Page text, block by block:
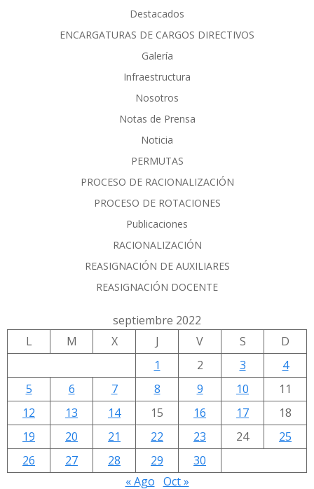
Destacados
ENCARGATURAS DE CARGOS DIRECTIVOS
Galería
Infraestructura
Nosotros
Notas de Prensa
Noticia
PERMUTAS
PROCESO DE RACIONALIZACIÓN
PROCESO DE ROTACIONES
Publicaciones
RACIONALIZACIÓN
REASIGNACIÓN DE AUXILIARES
REASIGNACIÓN DOCENTE
septiembre 2022
L
M X J V S
D
1
2 3
4
5
6 7 8 9 10
11
12
13 14 15 16 17
18
19
20 21 22 23 24
25
26
27 28 29
30
« Ago Oct »